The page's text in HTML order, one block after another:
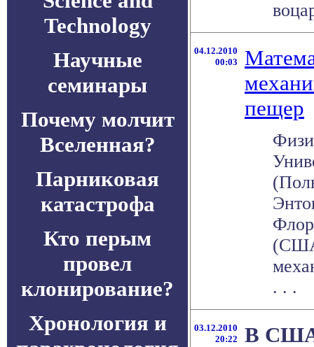
Technology
Научные
семинары
Почему молчит
Вселенная?
Парниковая
катастрофа
Кто перым
провел
клонирование?
Хронология и
04.12.2010
00:03
пещер
. . .
03.12.2010
20:22
В США